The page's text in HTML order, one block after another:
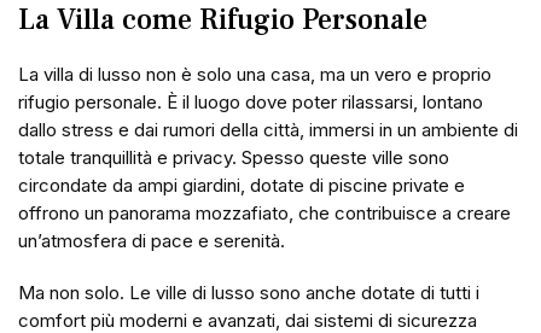
La Villa come Rifugio Personale
La villa di lusso non è solo una casa, ma un vero e proprio
rifugio personale. È il luogo dove poter rilassarsi, lontano
dallo stress e dai rumori della città, immersi in un ambiente di
totale tranquillità e privacy. Spesso queste ville sono
circondate da ampi giardini, dotate di piscine private e
offrono un panorama mozzafiato, che contribuisce a creare
un’atmosfera di pace e serenità.
Ma non solo. Le ville di lusso sono anche dotate di tutti i
comfort più moderni e avanzati, dai sistemi di sicurezza